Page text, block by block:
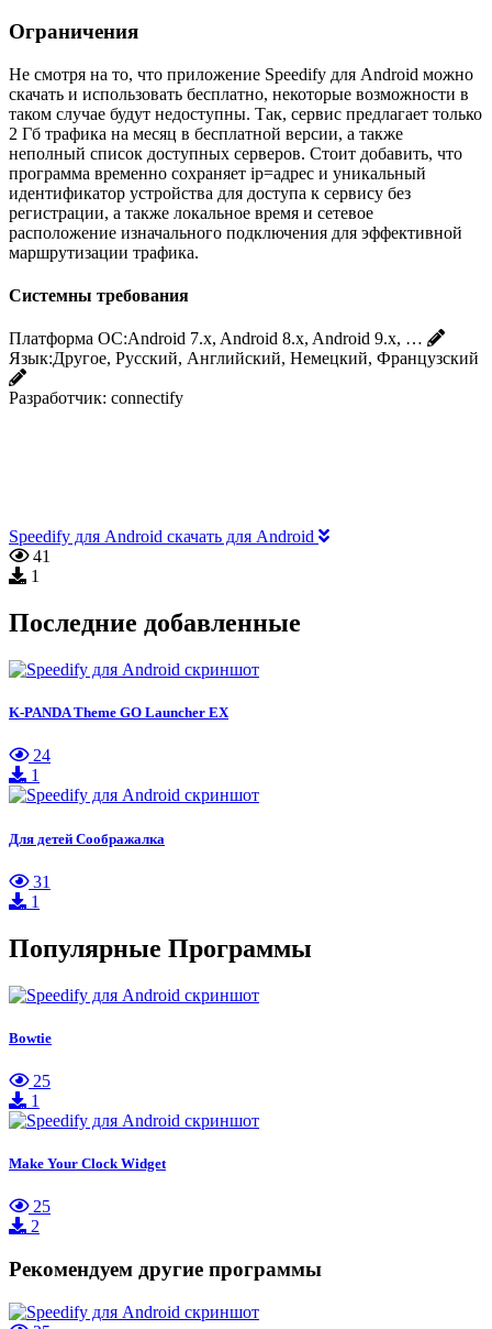
Ограничения
Не смотря на то, что приложение Speedify для Android можно
скачать и использовать бесплатно, некоторые возможности в
таком случае будут недоступны. Так, сервис предлагает только
2 Гб трафика на месяц в бесплатной версии, а также
неполный список доступных серверов. Стоит добавить, что
программа временно сохраняет ip=адрес и уникальный
идентификатор устройства для доступа к сервису без
регистрации, а также локальное время и сетевое
расположение изначального подключения для эффективной
маршрутизации трафика.
Системны требования
Платформа ОС:Android 7.x, Android 8.x, Android 9.x, …
Язык:Другое, Русский, Английский, Немецкий, Французский
Разработчик: connectify
Speedify для Android скачать для Android
41
1
Последние добавленные
K-PANDA Theme GO Launcher EX
24
1
Для детей Соображалка
31
1
Популярные Программы
Bowtie
25
1
Make Your Clock Widget
25
2
Рекомендуем другие программы